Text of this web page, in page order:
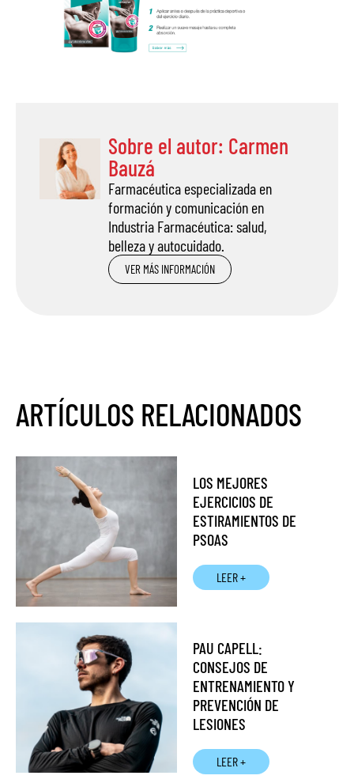
Sobre el autor: Carmen
Bauzá
Farmacéutica especializada en
formación y comunicación en
Industria Farmacéutica: salud,
belleza y autocuidado.
VER MÁS INFORMACIÓN
ARTÍCULOS RELACIONADOS
LOS MEJORES
EJERCICIOS DE
ESTIRAMIENTOS DE
PSOAS
LEER +
PAU CAPELL:
CONSEJOS DE
ENTRENAMIENTO Y
PREVENCIÓN DE
LESIONES
LEER +